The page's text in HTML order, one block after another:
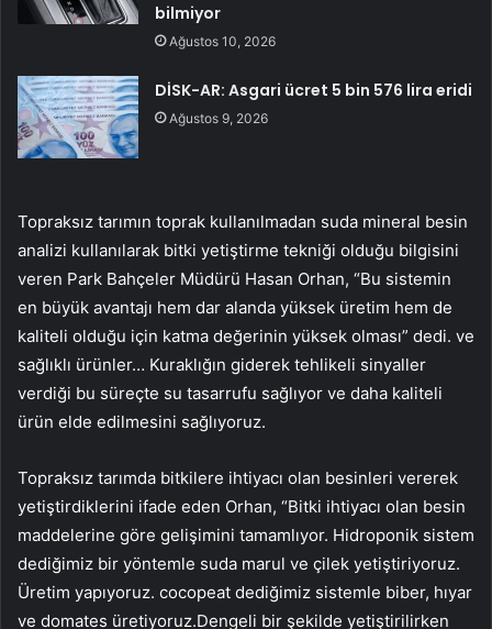
bilmiyor
Ağustos 10, 2026
DİSK-AR: Asgari ücret 5 bin 576 lira eridi
Ağustos 9, 2026
Topraksız tarımın toprak kullanılmadan suda mineral besin
analizi kullanılarak bitki yetiştirme tekniği olduğu bilgisini
veren Park Bahçeler Müdürü Hasan Orhan, “Bu sistemin
en büyük avantajı hem dar alanda yüksek üretim hem de
kaliteli olduğu için katma değerinin yüksek olması” dedi. ve
sağlıklı ürünler… Kuraklığın giderek tehlikeli sinyaller
verdiği bu süreçte su tasarrufu sağlıyor ve daha kaliteli
ürün elde edilmesini sağlıyoruz.
Topraksız tarımda bitkilere ihtiyacı olan besinleri vererek
yetiştirdiklerini ifade eden Orhan, “Bitki ihtiyacı olan besin
maddelerine göre gelişimini tamamlıyor. Hidroponik sistem
dediğimiz bir yöntemle suda marul ve çilek yetiştiriyoruz.
Üretim yapıyoruz. cocopeat dediğimiz sistemle biber, hıyar
ve domates üretiyoruz.Dengeli bir şekilde yetiştirilirken